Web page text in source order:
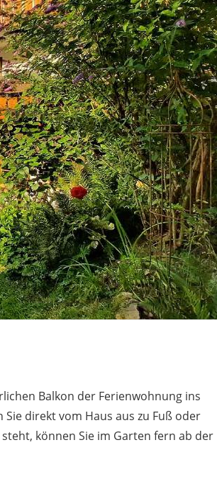
Balkon der Ferienwohnung ins
direkt vom Haus aus zu Fuß oder
können Sie im Garten fern ab der